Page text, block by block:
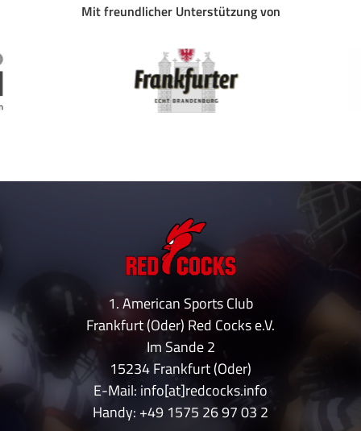
Mit freundlicher Unterstützung von
1. American Sports Club
Frankfurt (Oder) Red Cocks e.V.
Im Sande 2
15234 Frankfurt (Oder)
E-Mail: info[at]redcocks.info
Handy: +49 1575 26 97 03 2